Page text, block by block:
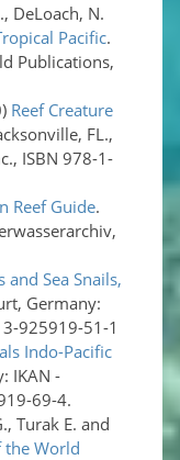
DeLoach, N.
Pacific.
Publications,
Reef Creature
FL.,
ISBN 978-1-
Reef Guide.
and Sea Snails,
Germany:
3-925919-51-1
Indo-Pacific
IKAN -
69-4.
Turak E. and
the World